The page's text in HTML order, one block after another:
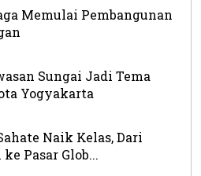
Memulai Pembangunan
Sungai Jadi Tema
Yogyakarta
Naik Kelas, Dari
Pasar Glob...